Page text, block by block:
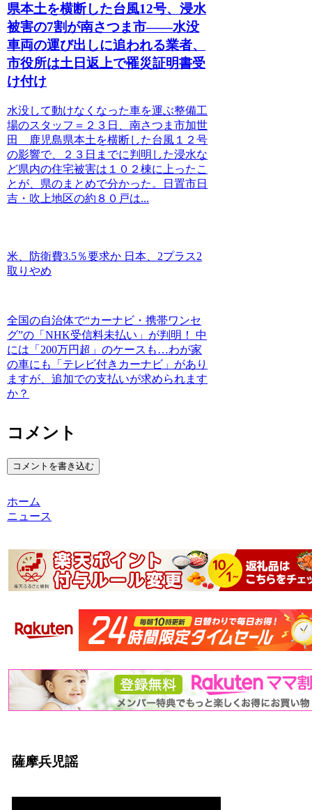
県本土を横断した台風12号、浸水
被害の7割が南さつま市――水没
車両の運び出しに追われる業者、
市役所は土日返上で罹災証明書受
け付け
水没して動けなくなった車を運ぶ整備工
場のスタッフ＝２３日、南さつま市加世
田 鹿児島県本土を横断した台風１２号
の影響で、２３日までに判明した浸水な
ど県内の住宅被害は１０２棟に上ったこ
とが、県のまとめで分かった。日置市日
吉・吹上地区の約８０戸は...
米、防衛費3.5％要求か 日本、2プラス2
取りやめ
全国の自治体で“カーナビ・携帯ワンセ
グ”の「NHK受信料未払い」が判明！ 中
には「200万円超」のケースも…わが家
の車にも「テレビ付きカーナビ」があり
ますが、追加での支払いが求められます
か？
コメント
コメントを書き込む
ホーム
ニュース
薩摩兵児謡